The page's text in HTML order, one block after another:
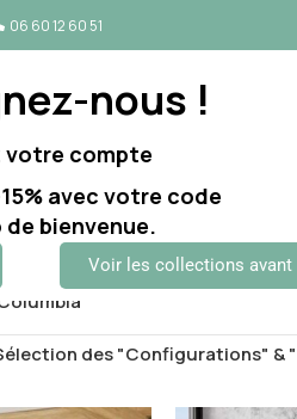
nous !
votre compte
avec votre code
de bienvenue.
Voir les collections avant
06 60 12 60 51
ACCESSOIRES TABLES
Sélection des "Configurations" &